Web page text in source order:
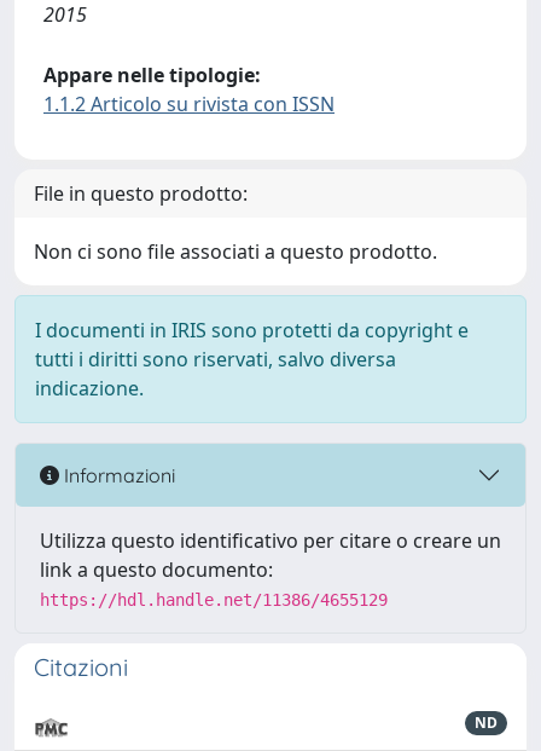
2015
Appare nelle tipologie:
1.1.2 Articolo su rivista con ISSN
File in questo prodotto:
Non ci sono file associati a questo prodotto.
I documenti in IRIS sono protetti da copyright e
tutti i diritti sono riservati, salvo diversa
indicazione.
Informazioni
Utilizza questo identificativo per citare o creare un
link a questo documento:
https://hdl.handle.net/11386/4655129
Citazioni
ND